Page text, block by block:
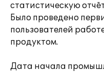
статистическую
Было проведено
пользователей
продуктом.
Дата начала